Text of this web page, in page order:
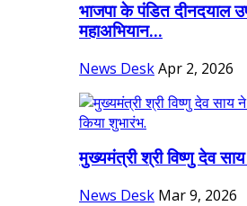
भाजपा के पंडित दीनदयाल
महाअभियान...
News DeskApr 2, 2026
मुख्यमंत्री श्री विष्णु देव
News Desk Mar 9, 2026